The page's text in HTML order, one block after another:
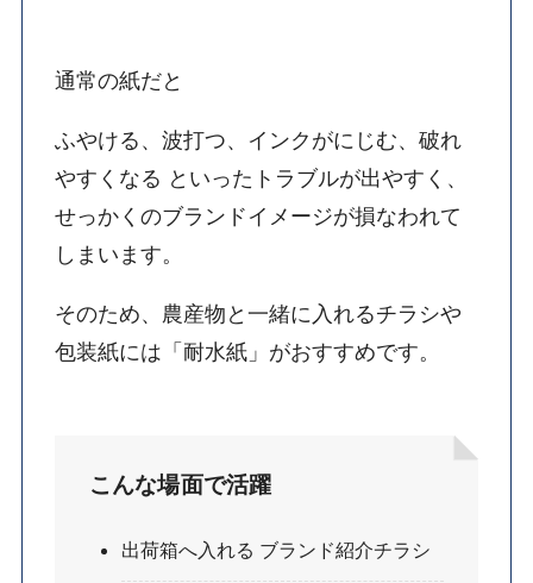
通常の紙だと
ふやける、波打つ、インクがにじむ、破れ
やすくなる といったトラブルが出やすく、
せっかくのブランドイメージが損なわれて
しまいます。
そのため、農産物と一緒に入れるチラシや
包装紙には「耐水紙」がおすすめです。
こんな場面で活躍
出荷箱へ入れる ブランド紹介チラシ